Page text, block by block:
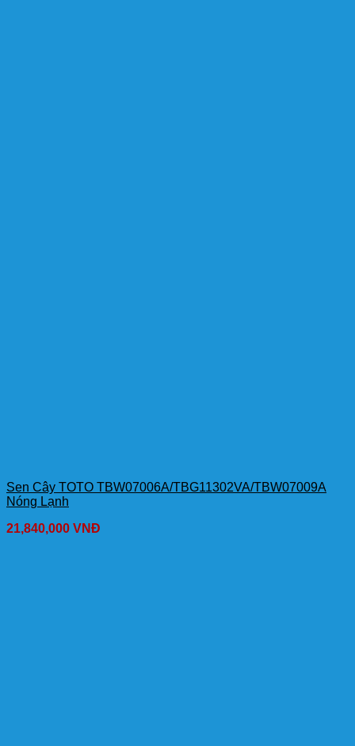
Sen Cây TOTO TBW07006A/TBG11302VA/TBW07009A
Nóng Lạnh
21,840,000 VNĐ